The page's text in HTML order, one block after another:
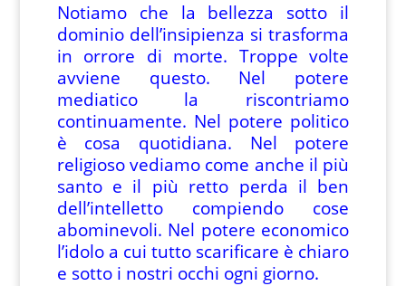
Notiamo che la bellezza sotto il
dominio dell’insipienza si trasforma
in orrore di morte. Troppe volte
avviene questo. Nel potere
mediatico la riscontriamo
continuamente. Nel potere politico
è cosa quotidiana. Nel potere
religioso vediamo come anche il più
santo e il più retto perda il ben
dell’intelletto compiendo cose
abominevoli. Nel potere economico
l’idolo a cui tutto scarificare è chiaro
e sotto i nostri occhi ogni giorno.